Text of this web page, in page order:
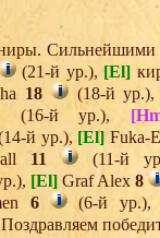
Сильнейшими
(21-й ур.), [El]
18
(18-й
(16-й ур.),
й ур.), [El] Fuka-
11
(11-й
[El] Graf Alex 8
6
(6-й